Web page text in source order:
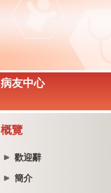
病友中心
概覽
歡迎辭
簡介